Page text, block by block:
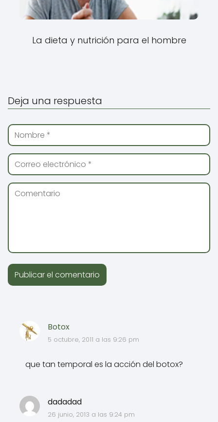
La dieta y nutrición para el hombre
Botox
5 octubre, 2011 a las 9:26 pm
que tan temporal es la acción del botox?
dadadad
26 junio, 2013 a las 9:24 pm
Deja una respuesta